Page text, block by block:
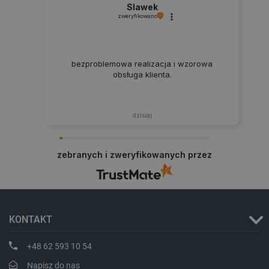
Slawek
zweryfikowano
bezproblemowa realizacja i wzorowa
obsługa klienta.
dzisiaj
zebranych i zweryfikowanych przez
KONTAKT
+48 62 593 10 54
Napisz do nas